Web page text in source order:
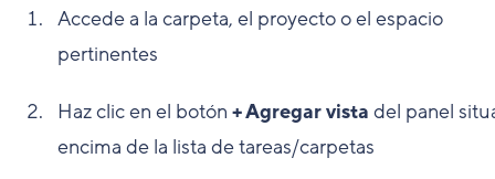
Accede a la carpeta, el proyecto o el espacio
pertinentes
Haz clic en el botón + Agregar vista del panel
encima de la lista de tareas/carpetas